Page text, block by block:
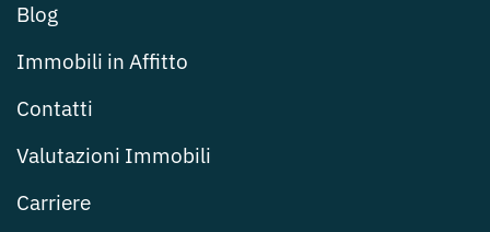
Blog
Immobili in Affitto
Contatti
Valutazioni Immobili
Carriere